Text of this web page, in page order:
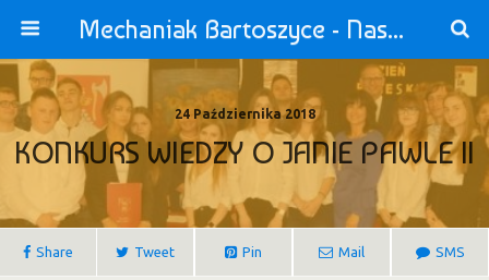
Mechaniak Bartoszyce - Nasza Szkoła jest OK!
24 Października 2018
KONKURS WIEDZY O JANIE PAWLE II
Share Tweet Pin Mail SMS